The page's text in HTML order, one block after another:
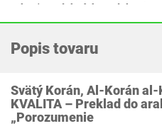
vybrať z podobných produktov.
Popis tovaru
Svätý Korán, Al-Korán al-
KVALITA – Preklad do
„Porozumenie